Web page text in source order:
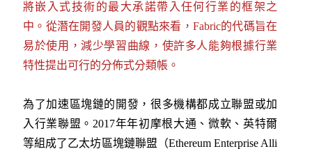
將嵌入式技術的最大承諾帶入任何行業的框架之
中。從潛在開發人員的觀點來看，Fabric的代碼旨在
易於使用，減少學習曲線，使許多人能夠根據行業
特性提出可行的分佈式分類帳。
為了加速區塊鏈的開發，很多機構都成立聯盟或加
入行業聯盟。2017年年初摩根大通、微軟、英特爾
等組成了乙太坊區塊鏈聯盟（Ethereum Enterprise Alli